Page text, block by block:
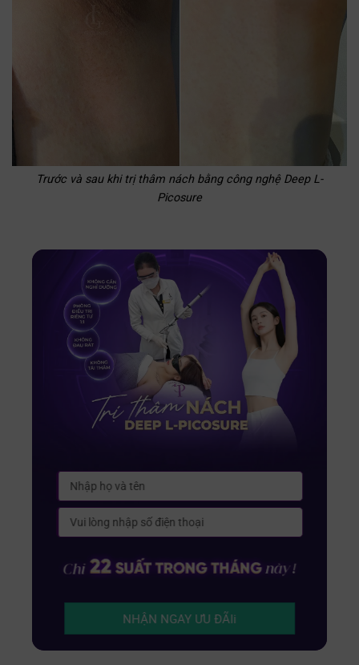
Trước và sau khi trị thâm nách bằng công nghệ Deep L-
Picosure
NHẬN NGAY ƯU ĐÃIi